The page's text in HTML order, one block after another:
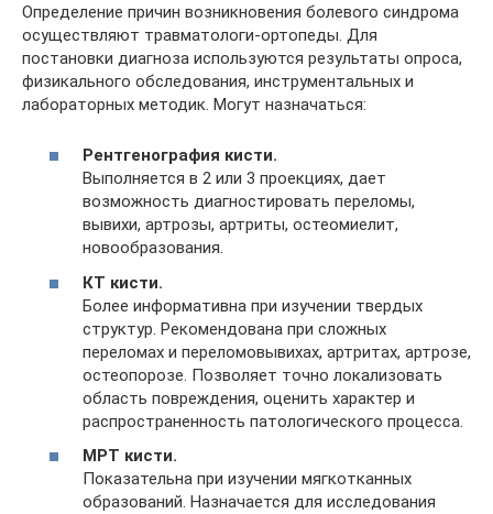
Определение причин возникновения болевого синдрома
осуществляют травматологи-ортопеды. Для
постановки диагноза используются результаты опроса,
физикального обследования, инструментальных и
лабораторных методик. Могут назначаться:
Рентгенография кисти.
Выполняется в 2 или 3 проекциях, дает
возможность диагностировать переломы,
вывихи, артрозы, артриты, остеомиелит,
новообразования.
КТ кисти.
Более информативна при изучении твердых
структур. Рекомендована при сложных
переломах и переломовывихах, артритах, артрозе,
остеопорозе. Позволяет точно локализовать
область повреждения, оценить характер и
распространенность патологического процесса.
МРТ кисти.
Показательна при изучении мягкотканных
образований. Назначается для исследования